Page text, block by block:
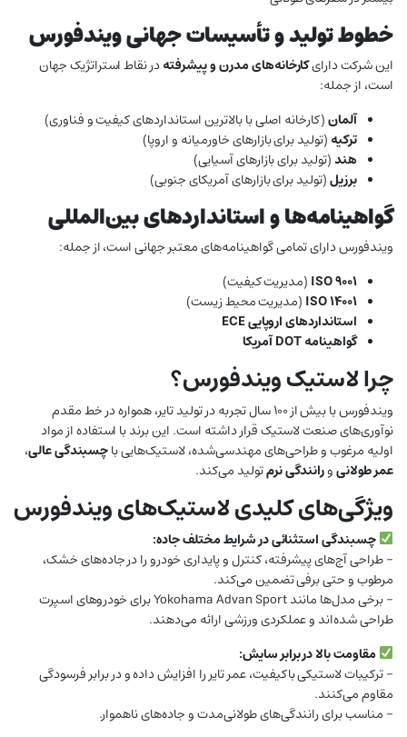
خطوط تولید و تأسیسات جهانی ویندفورس
این شرکت دارایکارخانه‌های مدرن و پیشرفتهدر نقاط استراتژیک جهان
است، از جمله:
آلمان(کارخانه اصلی با بالاترین استانداردهای کیفیت و فناوری)
ترکیه (تولید برای بازارهای خاورمیانه و اروپا)
هند(تولید برای بازارهای آسیایی)
برزیل(تولید برای بازارهای آمریکای جنوبی)
گواهینامه‌ها و استانداردهای بین‌المللی
ویندفورس دارای تمامی گواهینامه‌های معتبر جهانی است، از جمله:
ISO 9001 (مدیریت کیفیت)
ISO 14001 (مدیریت محیط زیست)
استانداردهای اروپایی ECE
گواهینامه DOT آمریکا
چرا لاستیک ویندفورس؟
ویندفورس با بیش از ۱۰۰ سال تجربه در تولید تایر، همواره در خط مقدم
نوآوری‌های صنعت لاستیک قرار داشته است. این برند با استفاده از مواد
اولیه مرغوب و طراحی‌های مهندسی‌شده، لاستیک‌هایی باچسبندگی عالی،
عمر طولانیورانندگی نرمتولید می‌کند.
ویژگی‌های کلیدی لاستیک‌های ویندفورس
چسبندگی استثنائی در شرایط مختلف جاده:
– طراحی آج‌های پیشرفته، کنترل و پایداری خودرو را در جاده‌های خشک،
مرطوب و حتی برفی تضمین می‌کند.
– برخی مدل‌ها مانند Yokohama Advan Sport برای خودروهای اسپرت
طراحی شده‌اند و عملکردی ورزشی ارائه می‌دهند.
مقاومت بالا در برابر سایش:
– ترکیبات لاستیکی باکیفیت، عمر تایر را افزایش داده و در برابر فرسودگی
مقاوم می‌کنند.
– مناسب برای رانندگی‌های طولانی‌مدت و جاده‌های ناهموار.